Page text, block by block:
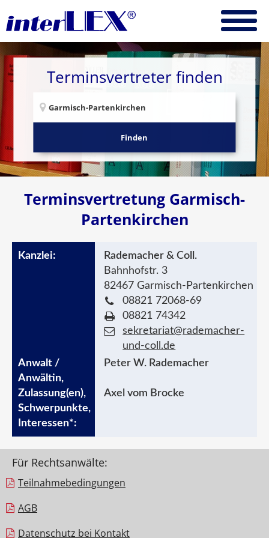
Terminsvertreter finden
Finden
Terminsvertretung Garmisch-
Partenkirchen
Rademacher & Coll.
Bahnhofstr. 3
82467 Garmisch-Partenkirchen
08821 72068-69
08821 74342
sekretariat@rademacher-
und-coll.de
Peter W. Rademacher
Axel vom Brocke
Für Rechtsanwälte:
Teilnahme­bedingungen
AGB
Datenschutz bei Kontakt